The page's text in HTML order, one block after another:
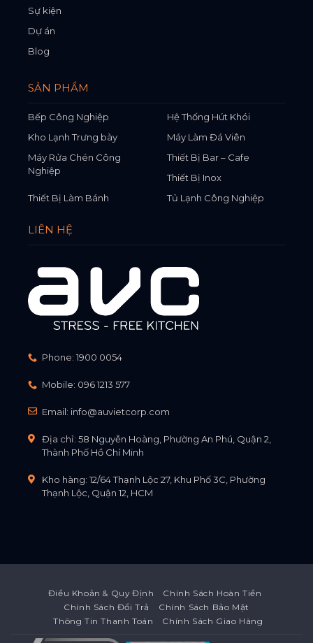
Sự kiện
Dự án
Blog
SẢN PHẨM
Bếp Công Nghiệp
Hệ Thống Hút Khói
Kho Lạnh Trưng bày
Máy Làm Đá Viên
Máy Rửa Chén Công
Nghiệp
Thiết Bị Bar – Cafe
Thiết Bị Inox
Thiết Bị Làm Bánh
Tủ Lạnh Công Nghiệp
LIÊN HỆ
Phone: 1900 0054
Mobile: 096 1213 577
Email: info@auvietcorp.com
Địa chỉ: 58 Nguyễn Hoàng, Phường An Phú, Quận 2,
Thành Phố Hồ Chí Minh
Kho hàng: 12/64 Thạnh Lộc 27, Khu Phố 3C, Phường
Thạnh Lộc, Quận 12, HCM
Điều Khoản & Quy Định
Chính Sách Hoàn Tiền
Chính Sách Đổi Trả
Chính Sách Bảo Mật
Thông Tin Thanh Toán
Chính Sách Giao Hàng